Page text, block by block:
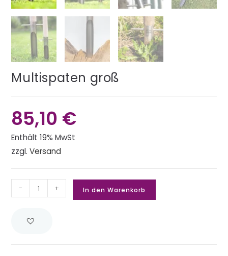
Multispaten groß
85,10 €
Enthält 19% MwSt
zzgl.Versand
- + In den Warenkorb